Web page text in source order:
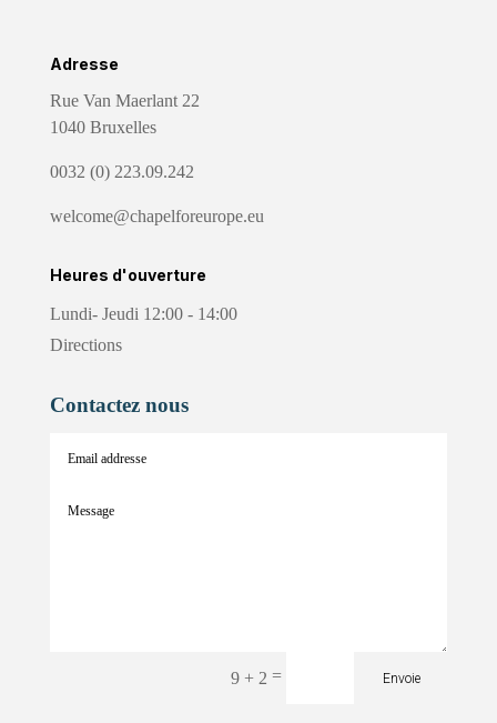
Adresse
Rue Van Maerlant 22
1040 Bruxelles
0032 (0) 223.09.242
welcome@chapelforeurope.eu
Heures d'ouverture
Lundi- Jeudi 12:00 - 14:00
Directions
Contactez nous
9 + 2 = Envoie